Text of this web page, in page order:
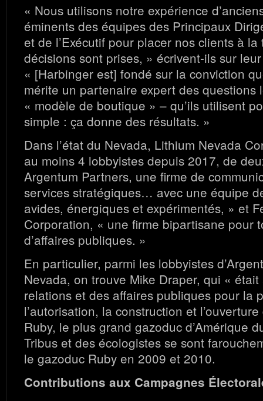
« Nous utilisons notre expérience
éminents des équipes des Principaux
et de l’Exécutif pour placer nos clients à
décisions sont prises, » écrivent-ils sur
« [Harbinger est] fondé sur la conviction
mérite un partenaire expert des questions
« modèle de boutique » – qu’ils utilisent
simple : ça donne des résultats. »
Dans l’état du Nevada, Lithium Nevada
au moins 4 lobbyistes depuis 2017, de
Argentum Partners, une firme de
services stratégiques… avec une équipe
avides, énergiques et expérimentés, » et
Corporation, « une firme bipartisane pour
d’affaires publiques. »
En particulier, parmi les lobbyistes
Nevada, on trouve Mike Draper, qui «
relations et des affaires publiques pour la
l’autorisation, la construction et
Ruby, le plus grand gazoduc d’Amérique
Tribus et des écologistes se sont
le gazoduc Ruby en 2009 et 2010.
Contributions aux Campagnes